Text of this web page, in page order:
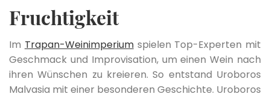
Fruchtigkeit
Im Trapan-Weinimperiumspielen Top-Experten mit
Geschmack und Improvisation, um einen Wein nach
ihren Wünschen zu kreieren. So entstand Uroboros
Malvasia mit einer besonderen Geschichte. Uroboros